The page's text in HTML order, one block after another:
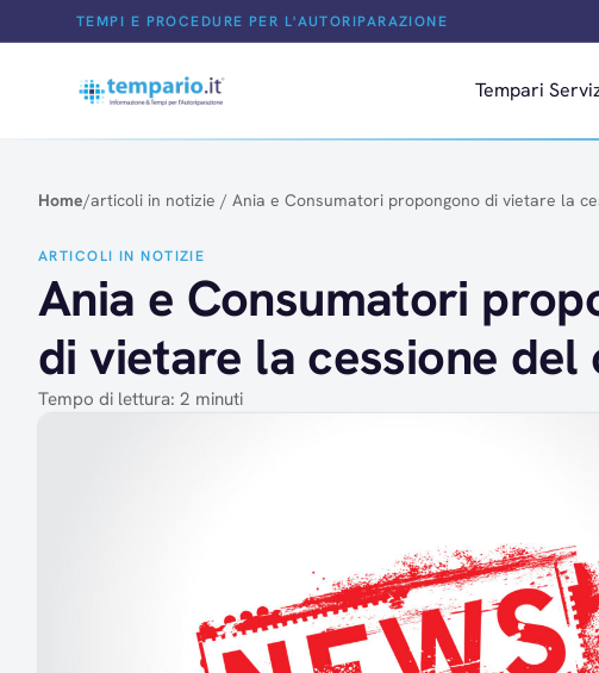
Salta al contenutoTEMPI E PROCEDURE PER L'AUTORIPARAZIONE
Tempari
Home/articoli in notizie / Ania e Consumatori propongono di vietare la
ARTICOLI IN NOTIZIE
Ania e Consumatori
di vietare la cessione del
Tempo di lettura: 2 minuti